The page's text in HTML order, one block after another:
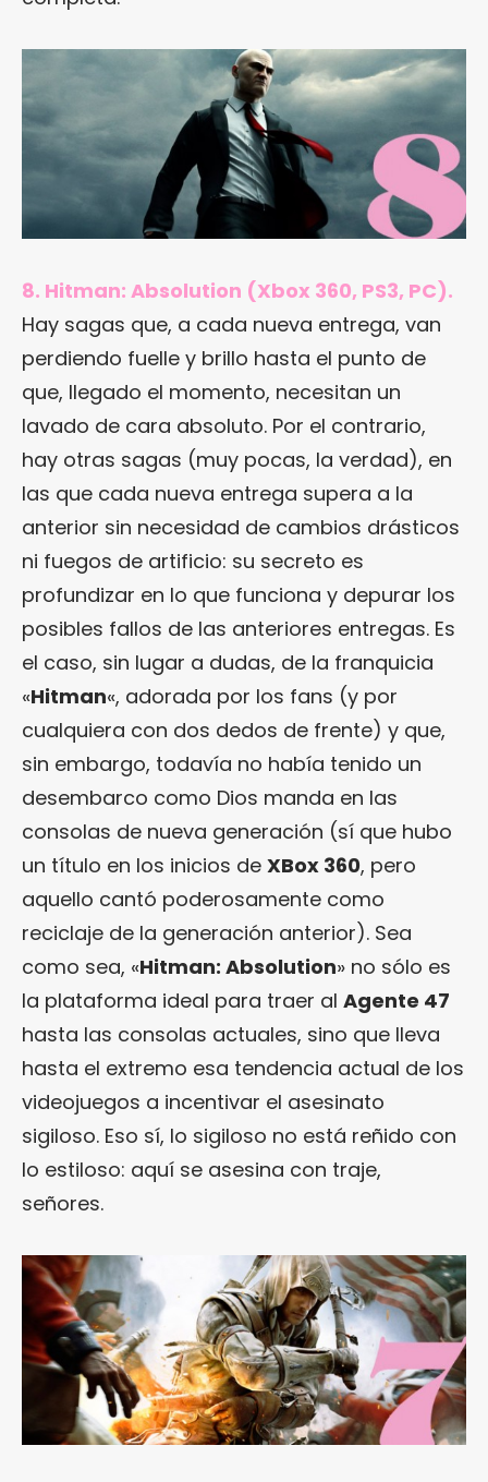
8. Hitman: Absolution (Xbox 360, PS3, PC).
Hay sagas que, a cada nueva entrega, van
perdiendo fuelle y brillo hasta el punto de
que, llegado el momento, necesitan un
lavado de cara absoluto. Por el contrario,
hay otras sagas (muy pocas, la verdad), en
las que cada nueva entrega supera a la
anterior sin necesidad de cambios drásticos
ni fuegos de artificio: su secreto es
profundizar en lo que funciona y depurar los
posibles fallos de las anteriores entregas. Es
el caso, sin lugar a dudas, de la franquicia
«Hitman«, adorada por los fans (y por
cualquiera con dos dedos de frente) y que,
sin embargo, todavía no había tenido un
desembarco como Dios manda en las
consolas de nueva generación (sí que hubo
un título en los inicios de XBox 360, pero
aquello cantó poderosamente como
reciclaje de la generación anterior). Sea
como sea, «Hitman: Absolution» no sólo es
la plataforma ideal para traer al Agente 47
hasta las consolas actuales, sino que lleva
hasta el extremo esa tendencia actual de los
videojuegos a incentivar el asesinato
sigiloso. Eso sí, lo sigiloso no está reñido con
lo estiloso: aquí se asesina con traje,
señores.